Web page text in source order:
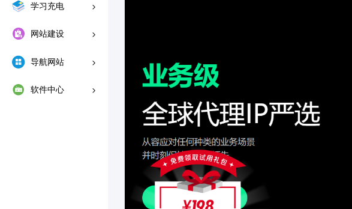
学习充电
网站建设
导航网站
软件中心